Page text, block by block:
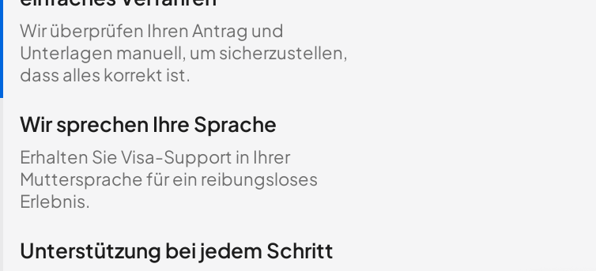
Wir überprüfen Ihren Antrag und
Unterlagen manuell, um sicherzustellen,
dass alles korrekt ist.
Wir sprechen Ihre Sprache
Erhalten Sie Visa-Support in Ihrer
Muttersprache für ein reibungsloses
Erlebnis.
Unterstützung bei jedem Schritt